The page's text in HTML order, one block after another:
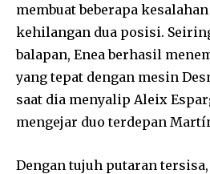
membuat beberapa
kehilangan dua posisi.
balapan, Enea berhasil
yang tepat dengan mesin
saat dia menyalip Aleix
mengejar duo terdepan
Dengan tujuh putaran